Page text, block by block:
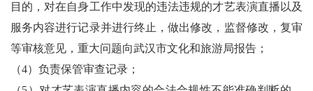
目的，对在自身工作中发现的违法违规的才艺表演直播以及
服务内容进行记录并进行终止，做出修改，监督修改，复审
等审核意见，重大问题向武汉市文化和旅游局报告；
（4）负责保管审查记录；